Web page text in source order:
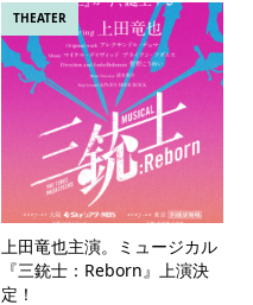
THEATER
上田竜也主演。ミュージカル
『三銃士：Reborn』上演決
定！